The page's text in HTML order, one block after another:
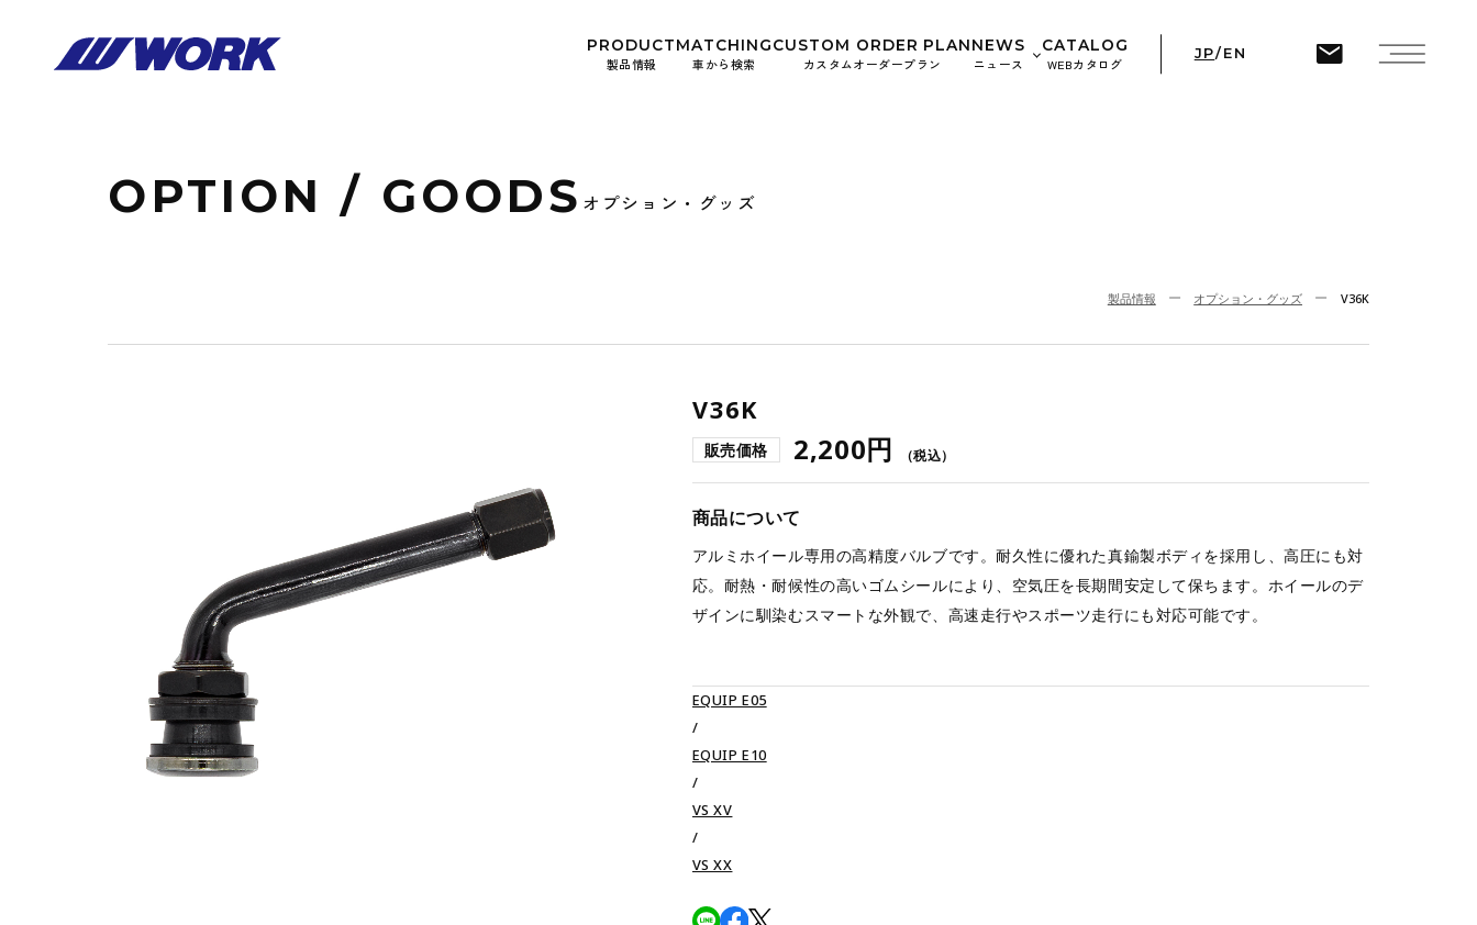
PRODUCT
製品情報
MATCHING
車から検索
CUSTOM ORDER PLAN
カスタムオーダープラン
NEWS
ニュース
CATALOG
WEBカタログ
JP/ EN
OPTION / GOODS オプション・グッズ
製品情報 オプション・グッズ V36K
V36K
販売価格 2,200円 （税込）
商品について
アルミホイール専用の高精度バルブです。耐久性に優れた真鍮製ボディを採用し、高圧にも対
応。耐熱・耐候性の高いゴムシールにより、空気圧を長期間安定して保ちます。ホイールのデ
ザインに馴染むスマートな外観で、高速走行やスポーツ走行にも対応可能です。
EQUIP E05
/
EQUIP E10
/
VS XV
/
VS XX